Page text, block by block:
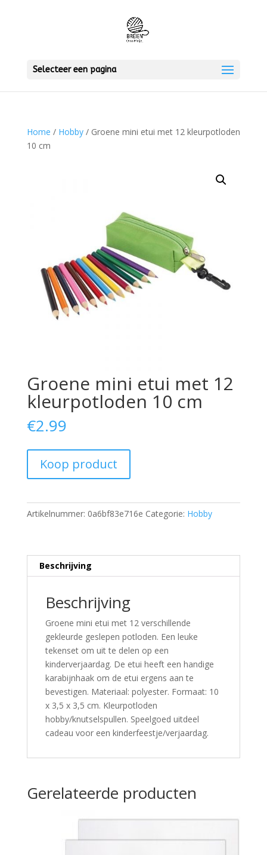
Selecteer een pagina
Home / Hobby/ Groene mini etui met 12 kleurpotloden
10 cm
Groene mini etui met 12
kleurpotloden 10 cm
€2.99
Koop product
Artikelnummer: 0a6bf83e716e Categorie: Hobby
Beschrijving
Beschrijving
Groene mini etui met 12 verschillende
gekleurde geslepen potloden. Een leuke
tekenset om uit te delen op een
kinderverjaardag. De etui heeft een handige
karabijnhaak om de etui ergens aan te
bevestigen. Materiaal: polyester. Formaat: 10
x 3,5 x 3,5 cm. Kleurpotloden
hobby/knutselspullen. Speelgoed uitdeel
cadeau voor een kinderfeestje/verjaardag.
Gerelateerde producten